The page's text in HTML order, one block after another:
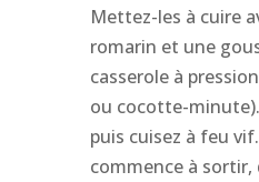
Mettez-les à cuire
romarin et une
casserole à
ou cocotte-minute).
puis cuisez à feu
commence à